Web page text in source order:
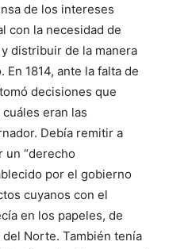
de los intereses
con la necesidad de
distribuir de la manera
1814, ante la falta de
decisiones que
eran las
Debía remitir a
un “derecho
por el gobierno
cuyanos con el
en los papeles, de
Norte. También tenía